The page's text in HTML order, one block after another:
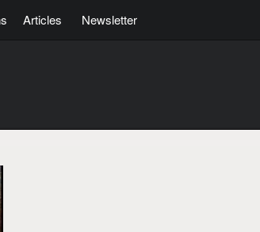
Articles Newsletter